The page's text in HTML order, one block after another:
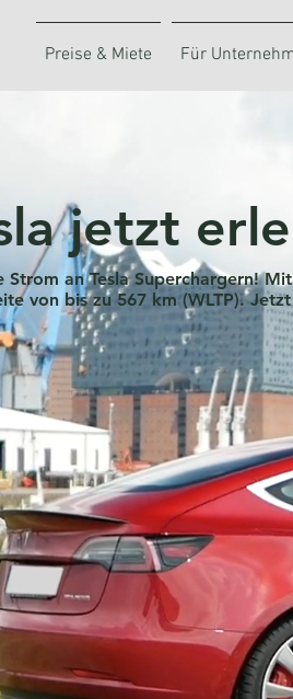
Preise & Miete Für
jetzt
Strom an Tesla Superchargern!
von bis zu 567 km (WLTP).